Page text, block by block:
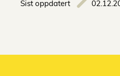
Sist oppdatert